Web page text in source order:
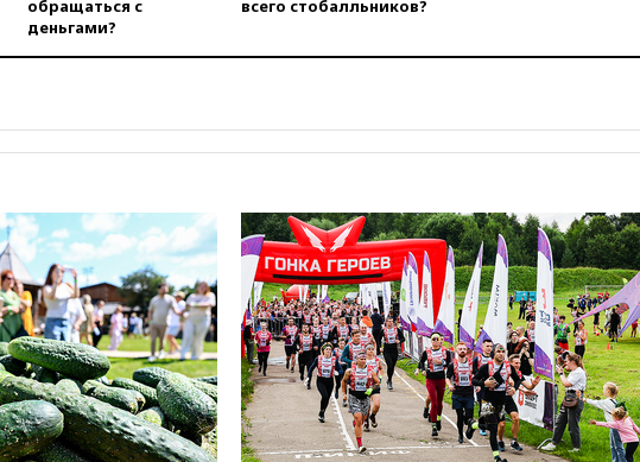
вчера, 21:25
Европы в прыжках с 10-
обращений о прекращении
концессии строительства ж/д
вчера, 21:00В России вновь
обсуждают эксперимент по
онлайн-продаже алкоголя
вчера, 20:45Матвиенко:
россиянам могут
рекомендовать не посещать
Армению
вчера, 20:35 ПВО за день
сбила еще 281 украинский
беспилотник над Россией
обращаться с
деньгами?
всего стобалльников?